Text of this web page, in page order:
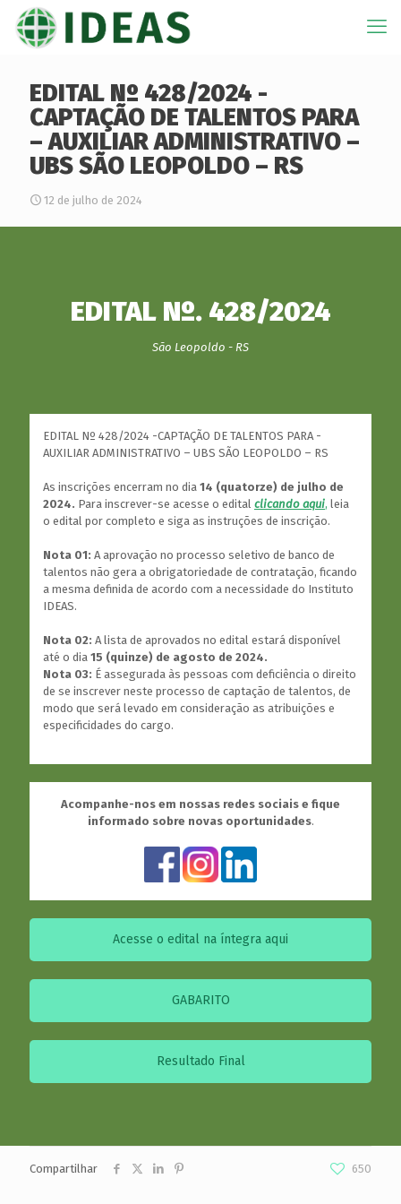
EDITAL Nº 428/2024 -
CAPTAÇÃO DE TALENTOS PARA
– AUXILIAR ADMINISTRATIVO –
UBS SÃO LEOPOLDO – RS
12 de julho de 2024
EDITAL Nº. 428/2024
São Leopoldo - RS
EDITAL Nº 428/2024 -CAPTAÇÃO DE TALENTOS PARA -
AUXILIAR ADMINISTRATIVO – UBS SÃO LEOPOLDO – RS
As inscrições encerram no dia 14 (quatorze) de julho de
2024. Para inscrever-se acesse o edital clicando aqui, leia
o edital por completo e siga as instruções de inscrição.
Nota 01: A aprovação no processo seletivo de banco de
talentos não gera a obrigatoriedade de contratação, ficando
a mesma definida de acordo com a necessidade do Instituto
IDEAS.
Nota 02: A lista de aprovados no edital estará disponível
até o dia 15 (quinze) de agosto de 2024.
Nota 03: É assegurada às pessoas com deficiência o direito
de se inscrever neste processo de captação de talentos, de
modo que será levado em consideração as atribuições e
especificidades do cargo.
Acompanhe-nos em nossas redes sociais e fique
informado sobre novas oportunidades.
Acesse o edital na íntegra aqui
GABARITO
Resultado Final
Compartilhar 650